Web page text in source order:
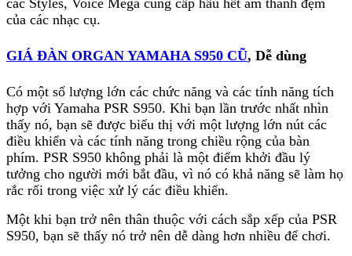
của các nhạc cụ.
GIÁ ĐÀN ORGAN YAMAHA S950 CŨ, Dễ dùng
Có một số lượng lớn các chức năng và các tính năng tích
hợp với Yamaha PSR S950. Khi bạn lần trước nhất nhìn
thấy nó, bạn sẽ được biểu thị với một lượng lớn nút các
điều khiển và các tính năng trong chiều rộng của bàn
phím. PSR S950 không phải là một điểm khởi đầu lý
tưởng cho người mới bắt đầu, vì nó có khả năng sẽ làm họ
rắc rối trong việc xử lý các điều khiển.
Một khi bạn trở nên thân thuộc với cách sắp xếp của PSR
S950, bạn sẽ thấy nó trở nên dễ dàng hơn nhiều để chơi.